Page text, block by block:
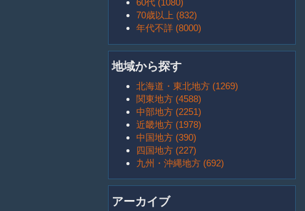
60代 (1080)
70歳以上 (832)
年代不詳 (8000)
地域から探す
北海道・東北地方 (1269)
関東地方 (4588)
中部地方 (2251)
近畿地方 (1978)
中国地方 (390)
四国地方 (227)
九州・沖縄地方 (692)
アーカイブ